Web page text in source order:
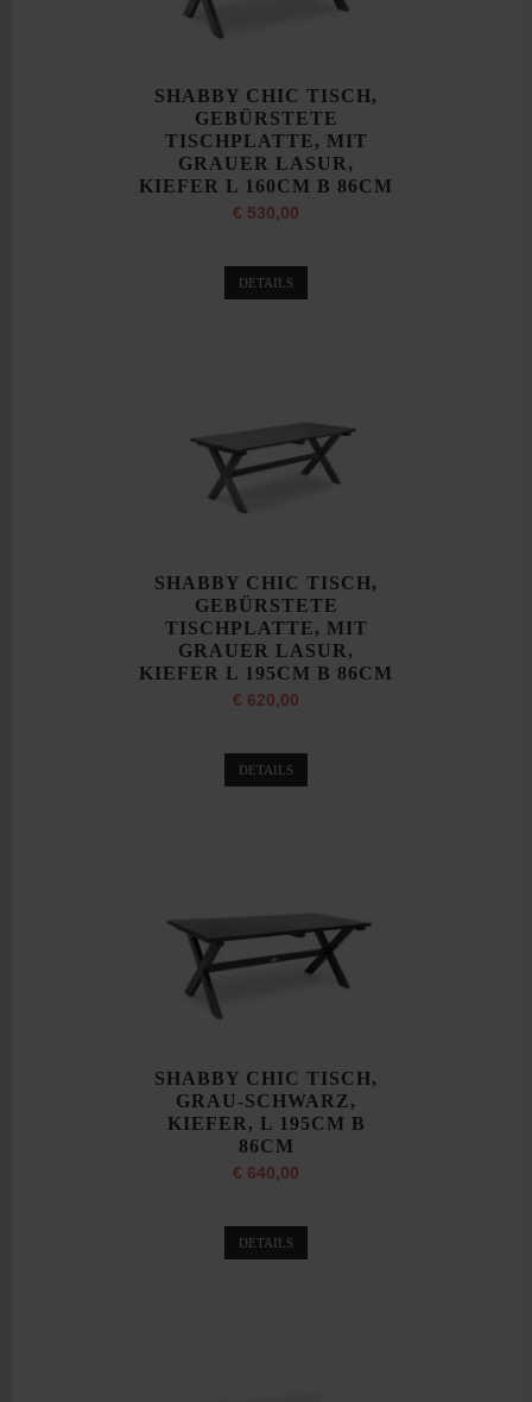
SHABBY CHIC TISCH,
GEBÜRSTETE
TISCHPLATTE, MIT
GRAUER LASUR,
KIEFER L 160CM B 86CM
€ 530,00
DETAILS
SHABBY CHIC TISCH,
GEBÜRSTETE
TISCHPLATTE, MIT
GRAUER LASUR,
KIEFER L 195CM B 86CM
€ 620,00
DETAILS
SHABBY CHIC TISCH,
GRAU-SCHWARZ,
KIEFER, L 195CM B
86CM
€ 640,00
DETAILS